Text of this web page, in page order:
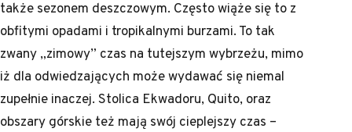
także sezonem deszczowym. Często wiąże się to z
obfitymi opadami i tropikalnymi burzami. To tak
zwany „zimowy” czas na tutejszym wybrzeżu, mimo
iż dla odwiedzających może wydawać się niemal
zupełnie inaczej. Stolica Ekwadoru, Quito, oraz
obszary górskie też mają swój cieplejszy czas –